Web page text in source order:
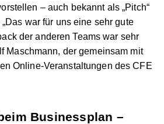
– auch bekannt als „Pitch“
war für uns eine sehr gute
der anderen Teams war sehr
Maschmann, der gemeinsam mit
Online-Veranstaltungen des CFE
Businessplan –